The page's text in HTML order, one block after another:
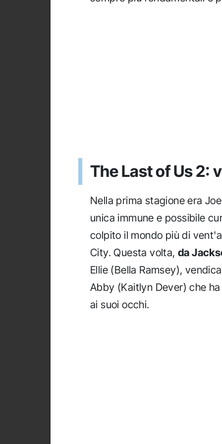
The Last of Us 2:
Nella prima stagione era
unica immune e possibile
colpito il mondo più di
City. Questa volta, da
Ellie (Bella Ramsey),
Abby (Kaitlyn Dever) che
ai suoi occhi.